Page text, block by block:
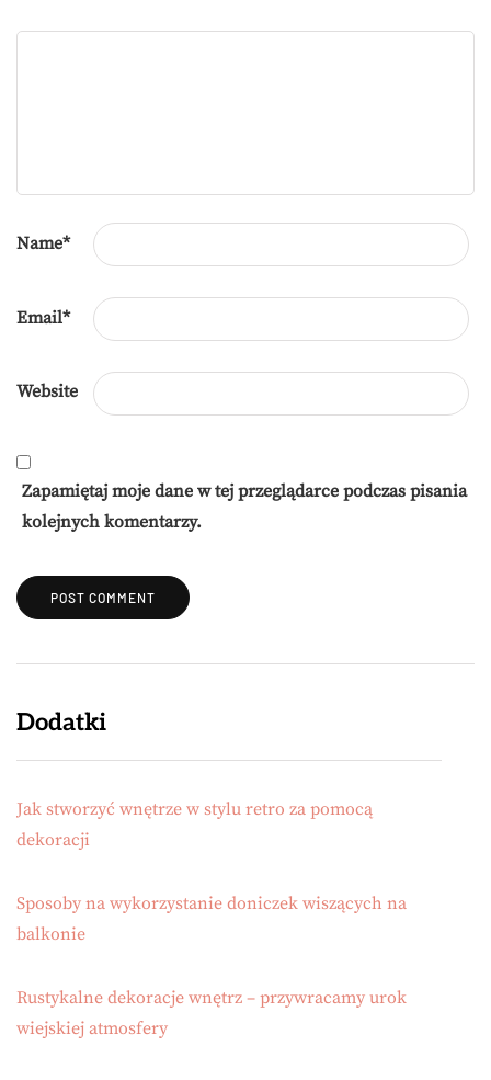
Name*
Email*
Website
Zapamiętaj moje dane w tej przeglądarce podczas pisania
kolejnych komentarzy.
Dodatki
Jak stworzyć wnętrze w stylu retro za pomocą
dekoracji
Sposoby na wykorzystanie doniczek wiszących na
balkonie
Rustykalne dekoracje wnętrz – przywracamy urok
wiejskiej atmosfery